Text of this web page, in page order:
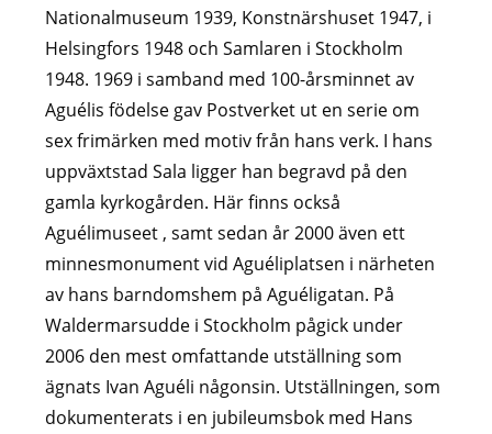
Nationalmuseum 1939, Konstnärshuset 1947, i
Helsingfors 1948 och Samlaren i Stockholm
1948. 1969 i samband med 100-årsminnet av
Aguélis födelse gav Postverket ut en serie om
sex frimärken med motiv från hans verk. I hans
uppväxtstad Sala ligger han begravd på den
gamla kyrkogården. Här finns också
Aguélimuseet , samt sedan år 2000 även ett
minnesmonument vid Aguéliplatsen i närheten
av hans barndomshem på Aguéligatan. På
Waldermarsudde i Stockholm pågick under
2006 den mest omfattande utställning som
ägnats Ivan Aguéli någonsin. Utställningen, som
dokumenterats i en jubileumsbok med Hans